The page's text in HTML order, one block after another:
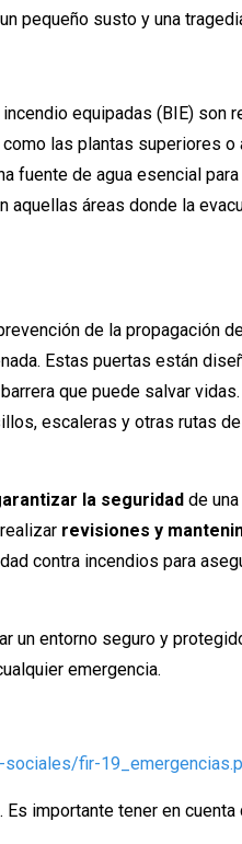
pequeño susto y una
equipadas (BIE) son
las plantas superiores o
fuente de agua esencial
áreas donde la
de la propagación
Estas puertas están
que puede salvar
escaleras y otras rutas de
la seguridad de
revisiones y
contra incendios para
un entorno seguro y
emergencia.
fir-
. Es importante tener en